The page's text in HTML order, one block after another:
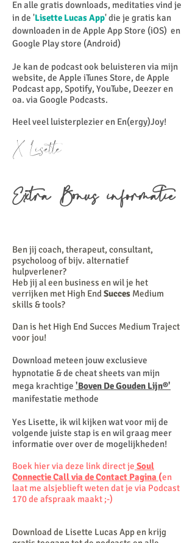
En alle gratis downloads, meditaties vind je
in de 'Lisette Lucas App' die je gratis kan
downloaden in de Apple App Store (iOS) en
Google Play store (Android)
Je kan de podcast ook beluisteren via mijn
website, de Apple iTunes Store, de Apple
Podcast app, Spotify, YouTube, Deezer en
oa. via Google Podcasts.
Heel veel luisterplezier en En(ergy)Joy!
X Lisette
Extra Bonus informatie
Ben jij coach, therapeut, consultant,
psycholoog of bijv. alternatief
hulpverlener?
Heb jij al een business en wil je het
verrijken met High End Succes Medium
skills & tools?
Dan is het High End Succes Medium Traject
voor jou!
Download meteen jouw exclusieve
hypnotatie & de cheat sheets van mijn
mega krachtige 'Boven De Gouden Lijn®'
manifestatie methode
Yes Lisette, ik wil kijken wat voor mij de
volgende juiste stap is en wil graag meer
informatie over over de mogelijkheden!
Boek hier via deze link direct je Soul
Connectie Call via de Contact Pagina (en
laat me alsjeblieft weten dat je via Podcast
170 de afspraak maakt ;-)
Download de Lisette Lucas App en krijg